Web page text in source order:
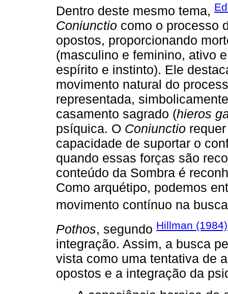
Dentro deste mesmo tema,
Coniunctio como o processo
opostos, proporcionando
(masculino e feminino, ativo
espírito e instinto). Ele
movimento natural do
representada,
casamento sagrado (hieros
psíquica. O Coniunctio
capacidade de suportar o
quando essas forças são
conteúdo da Sombra é
Como arquétipo, podemos
movimento contínuo na
Pothos, segundo Hillman (1984)
integração. Assim, a busca
vista como uma tentativa de
opostos e a integração da